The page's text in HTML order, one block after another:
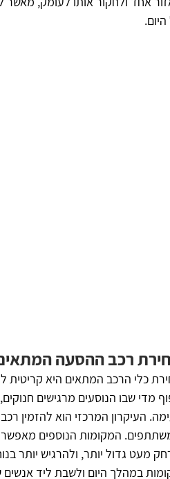
רכב ההסעה
כלי הרכב המתאים היא קריטית
מדי שבו הנוסעים מרגישים
העיקרון המרכזי הוא להזמין
המקומות הנוספים
מעט גדול יותר, ולהרגיש יותר
במהלך היום ולשבת ליד אנשים